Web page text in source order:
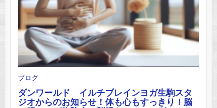
ブログ
ダンワールド イルチブレインヨガ生駒スタ
ジオからのお知らせ！体も心もすっきり！脳